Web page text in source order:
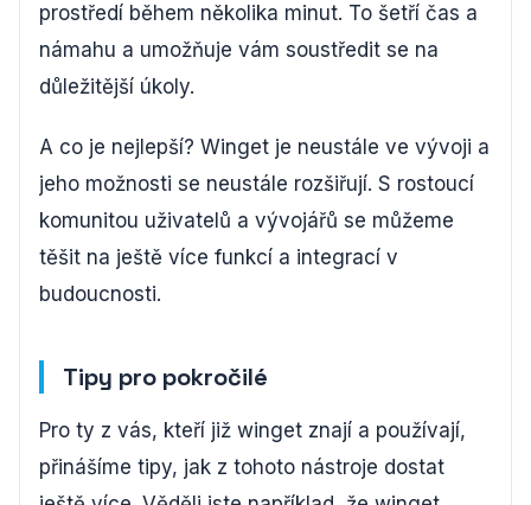
prostředí během několika minut. To šetří čas a
námahu a umožňuje vám soustředit se na
důležitější úkoly.
A co je nejlepší? Winget je neustále ve vývoji a
jeho možnosti se neustále rozšiřují. S rostoucí
komunitou uživatelů a vývojářů se můžeme
těšit na ještě více funkcí a integrací v
budoucnosti.
Tipy pro pokročilé
Pro ty z vás, kteří již winget znají a používají,
přinášíme tipy, jak z tohoto nástroje dostat